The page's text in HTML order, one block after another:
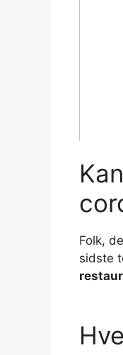
Folk,
sidste